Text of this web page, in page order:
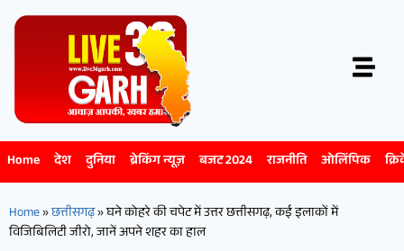
Home देश दुनिया ब्रेकिंग न्यूज़ बजट 2024 राजनीति ओलिंपिक
Home»छत्तीसगढ़»घने कोहरे की चपेट में उत्तर छत्तीसगढ़, कई इलाकों में
विजिबिलिटी जीरो, जानें अपने शहर का हाल